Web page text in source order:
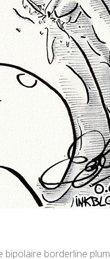
borderline